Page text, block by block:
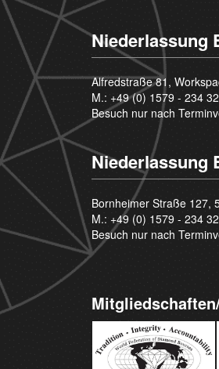
Niederlassung
Alfredstraße 81,
M.: +49 (0) 1579 - 234
Besuch nur nach
Niederlassung
Bornheimer Straße 127,
M.: +49 (0) 1579 - 234
Besuch nur nach